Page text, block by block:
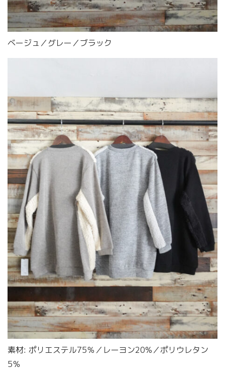
ベージュ／グレー／ブラック
素材: ポリエステル75％／レーヨン20%／ポリウレタン
5％